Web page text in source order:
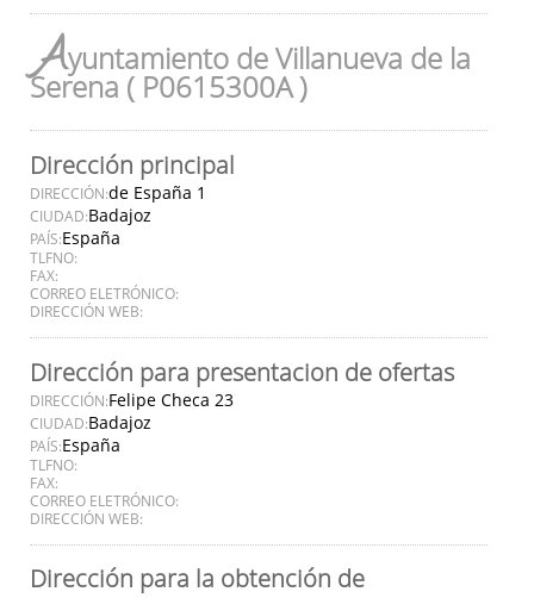
Ayuntamiento de Villanueva de la
Serena ( P0615300A )
Dirección principal
DIRECCIÓN:de España 1
CIUDAD:Badajoz
PAÍS:España
TLFNO:
FAX:
CORREO ELETRÓNICO:
DIRECCIÓN WEB:
Dirección para presentacion de ofertas
DIRECCIÓN:Felipe Checa 23
CIUDAD:Badajoz
PAÍS:España
TLFNO:
FAX:
CORREO ELETRÓNICO:
DIRECCIÓN WEB:
Dirección para la obtención de